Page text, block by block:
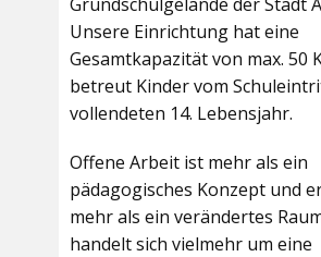
Unsere Einrichtung hat eine
Gesamtkapazität von max. 50
betreut Kinder vom
vollendeten 14. Lebensjahr.
Offene Arbeit ist mehr als ein
pädagogisches Konzept und
mehr als ein verändertes
handelt sich vielmehr um eine